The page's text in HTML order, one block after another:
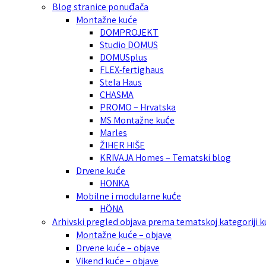
Blog stranice ponuđača
Montažne kuće
DOMPROJEKT
Studio DOMUS
DOMUSplus
FLEX-fertighaus
Stela Haus
CHASMA
PROMO – Hrvatska
MS Montažne kuće
Marles
ŽIHER HIŠE
KRIVAJA Homes – Tematski blog
Drvene kuće
HONKA
Mobilne i modularne kuće
HÖNA
Arhivski pregled objava prema tematskoj kategoriji
Montažne kuće – objave
Drvene kuće – objave
Vikend kuće – objave